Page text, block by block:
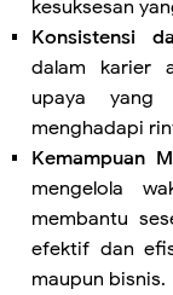
kesuksesan
Konsistensi
dalam karier
upaya yang
menghadapi
Kemampuan
mengelola
membantu
efektif dan
maupun bisnis.